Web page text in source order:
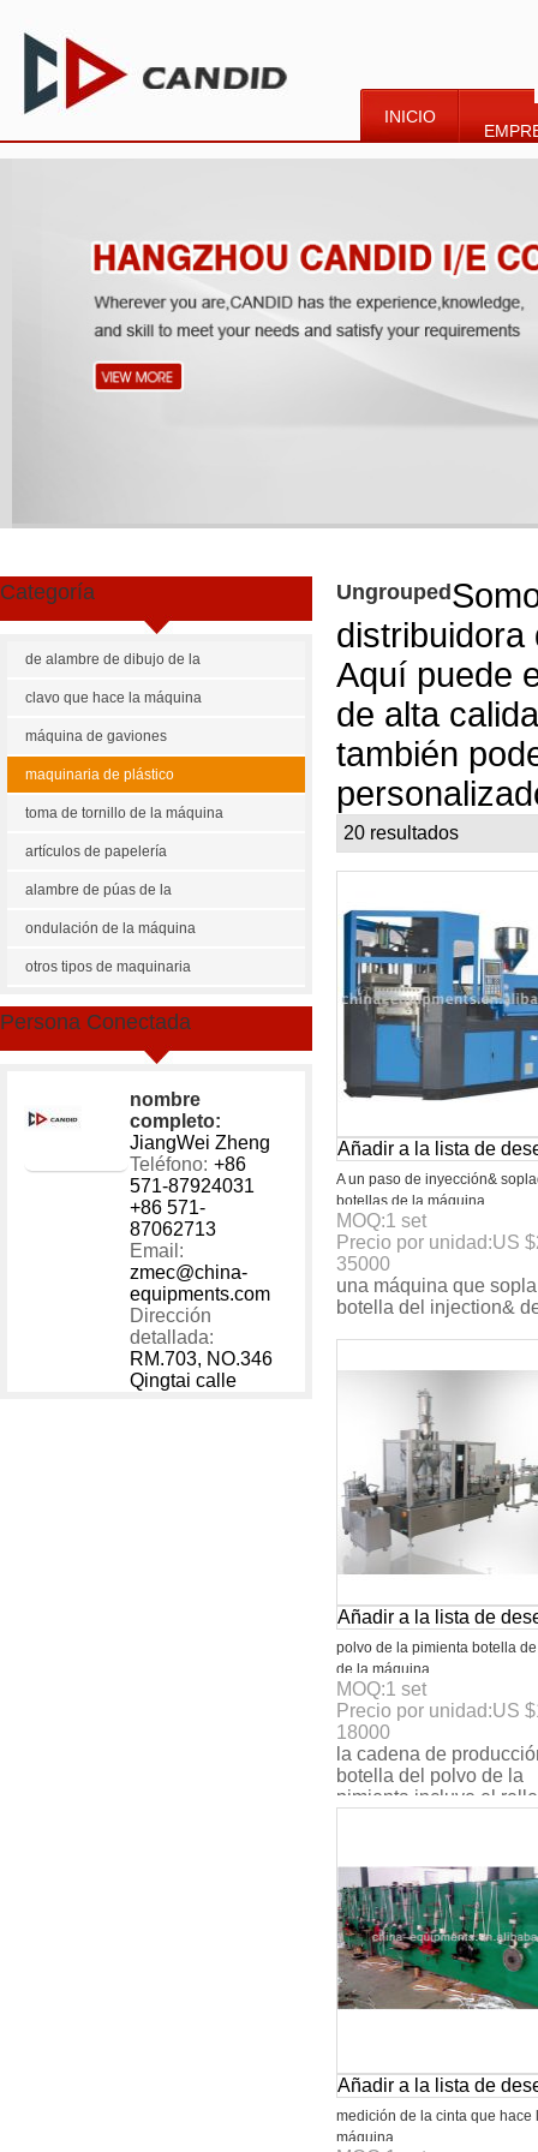
INICIO
Categoría
de alambre de dibujo de la
máquina
clavo que hace la máquina
máquina de gaviones
maquinaria de plástico
toma de tornillo de la máquina
artículos de papelería
maquinaria
alambre de púas de la
máquina
ondulación de la máquina
otros tipos de maquinaria
Persona Conectada
nombre
completo:
JiangWei Zheng
Teléfono: +86
571-87924031
+86 571-
87062713
Email:
zmec@china-
equipments.com
Dirección
detallada:
RM.703, NO.346
Qingtai calle
Ungrouped
Aquí puede
de alta
también
20 resultados
Añadir a la lista de
A un paso de inyección&
botellas de la máquina
MOQ:1 set
Precio por unidad:US $
35000
una máquina que
botella del injection&
Añadir a la lista de
polvo de la pimienta botella
de la máquina
MOQ:1 set
Precio por unidad:US $
18000
la cadena de
botella del polvo de la
pimienta incluye el
Añadir a la lista de
medición de la cinta que hace
máquina